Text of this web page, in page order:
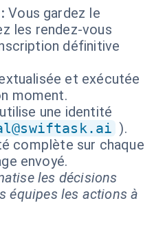
Vous gardez le
les rendez-vous
définitive
et exécutée
moment.
une identité
).
complète sur chaque
envoyé.
les décisions
équipes les actions à